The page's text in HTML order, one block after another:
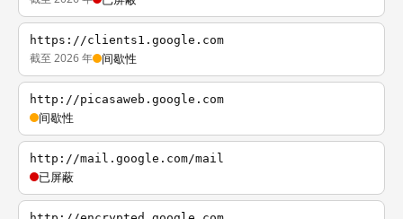
https://clients1.google.com
截至 2026 年 间歇性
http://picasaweb.google.com
间歇性
http://mail.google.com/mail
已屏蔽